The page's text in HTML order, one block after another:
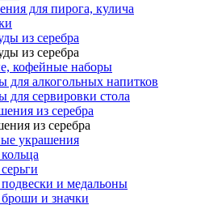
для пирога, кулича
из серебра
из серебра
кофейные наборы
для алкогольных напитков
для сервировки стола
из серебра
из серебра
украшения
и медальоны
и значки